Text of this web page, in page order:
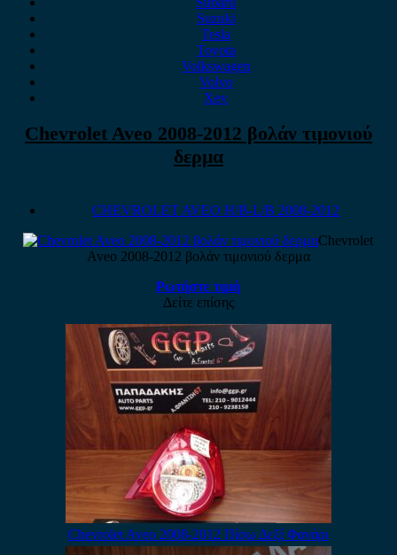
Suzuki
Tesla
Toyota
Volkswagen
Volvo
Xev
Chevrolet Aveo 2008-2012 βολάν τιμονιού
δερμα
CHEVROLET AVEO H/B-L/B 2008-2012
Chevrolet
Aveo 2008-2012 βολάν τιμονιού δερμα
Ρωτήστε τιμή
Δείτε επίσης
Chevrolet Aveo 2008-2012 Πίσω Δεξί Φανάρι